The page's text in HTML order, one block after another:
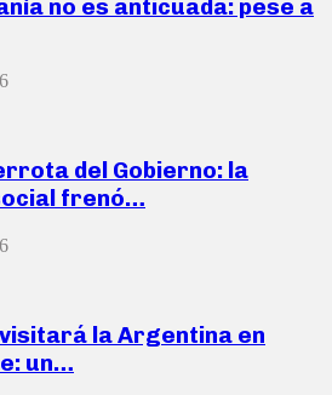
no es anticuada: pese a
del Gobierno: la
frenó…
visitará la Argentina en
un…